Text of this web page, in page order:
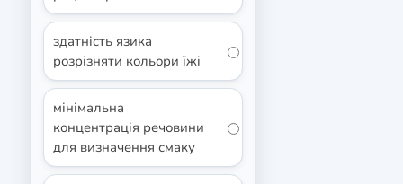
здатність язика
розрізняти кольори їжі
мінімальна
концентрація речовини
для визначення смаку